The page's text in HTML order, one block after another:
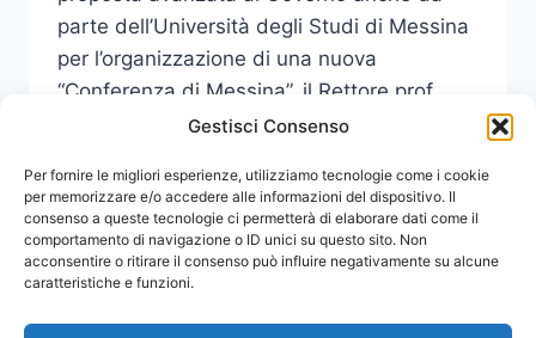
Gestisci Consenso
Per fornire le migliori esperienze, utilizziamo tecnologie come i cookie
per memorizzare e/o accedere alle informazioni del dispositivo. Il
consenso a queste tecnologie ci permetterà di elaborare dati come il
comportamento di navigazione o ID unici su questo sito. Non
acconsentire o ritirare il consenso può influire negativamente su alcune
caratteristiche e funzioni.
parte dell’Università degli Studi di Messina
per l’organizzazione di una nuova
“Conferenza di Messina”, il Rettore prof.
Pietro Navarra precisa quanto segue.
LEGGI DI PIÙNOTA
DEL
RETTORE
SU
“CONFERENZA
MESSINA”